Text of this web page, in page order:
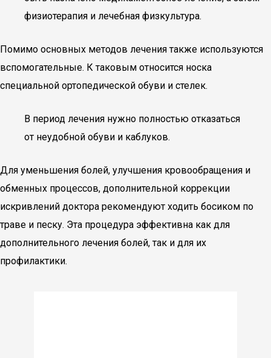
физиотерапия и лечебная физкультура.
Помимо основных методов лечения также используются
вспомогательные. К таковым относится носка
специальной ортопедической обуви и стелек.
В период лечения нужно полностью отказаться
от неудобной обуви и каблуков.
Для уменьшения болей, улучшения кровообращения и
обменных процессов, дополнительной коррекции
искривлений доктора рекомендуют ходить босиком по
траве и песку. Эта процедура эффективна как для
дополнительного лечения болей, так и для их
профилактики.